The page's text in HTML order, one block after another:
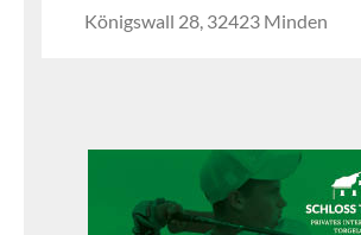
Königswall 28, 32423 Minden